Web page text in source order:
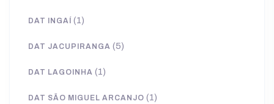
DAT INGAÍ (1)
DAT JACUPIRANGA (5)
DAT LAGOINHA (1)
DAT SÃO MIGUEL ARCANJO (1)